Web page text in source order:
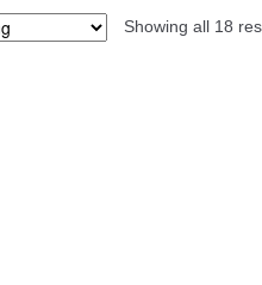
Showing all 18